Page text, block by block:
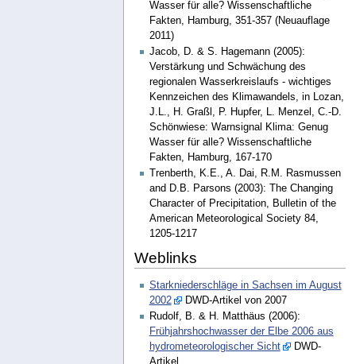
Wasser für alle? Wissenschaftliche
Fakten, Hamburg, 351-357 (Neuauflage
2011)
Jacob, D. & S. Hagemann (2005):
Verstärkung und Schwächung des
regionalen Wasserkreislaufs - wichtiges
Kennzeichen des Klimawandels, in Lozan,
J.L., H. Graßl, P. Hupfer, L. Menzel, C.-D.
Schönwiese: Warnsignal Klima: Genug
Wasser für alle? Wissenschaftliche
Fakten, Hamburg, 167-170
Trenberth, K.E., A. Dai, R.M. Rasmussen
and D.B. Parsons (2003): The Changing
Character of Precipitation, Bulletin of the
American Meteorological Society 84,
1205-1217
Weblinks
Starkniederschläge in Sachsen im August
2002
DWD-Artikel von 2007
Rudolf, B. & H. Matthäus (2006):
Frühjahrshochwasser der Elbe 2006 aus
hydrometeorologischer Sicht
DWD-
Artikel